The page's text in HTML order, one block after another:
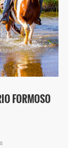
FORMOSO